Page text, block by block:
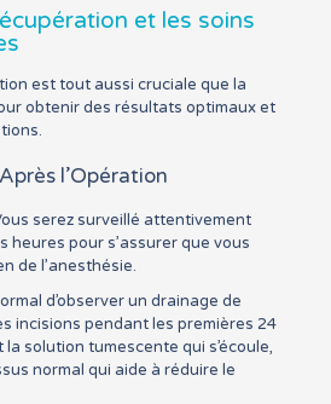
et les soins
est tout aussi cruciale que la
obtenir des résultats optimaux et
l’Opération
serez surveillé attentivement
heures pour s’assurer que vous
de l’anesthésie.
d’observer un drainage de
incisions pendant les premières 24
la solution tumescente qui s’écoule,
normal qui aide à réduire le